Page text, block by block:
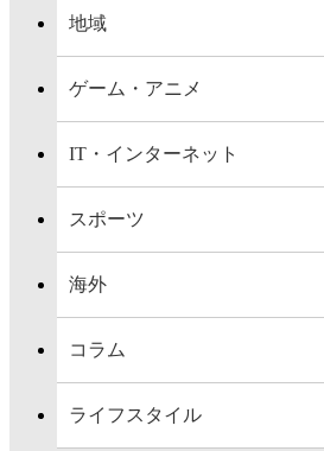
地域
ゲーム・アニメ
IT・インターネット
スポーツ
海外
コラム
ライフスタイル